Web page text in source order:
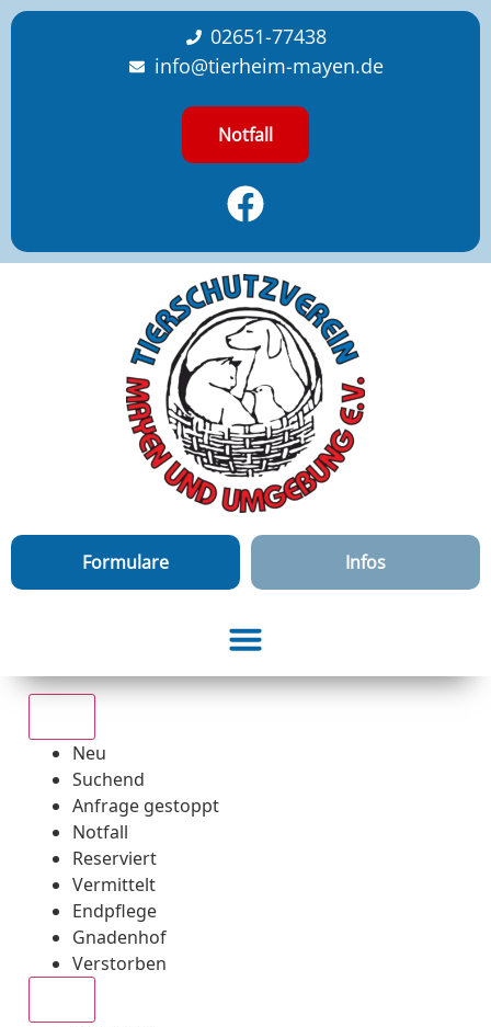
content
02651-77438
info@tierheim-mayen.de
Notfall
Formulare Infos
Neu
Suchend
Anfrage gestoppt
Notfall
Reserviert
Vermittelt
Endpflege
Gnadenhof
Verstorben